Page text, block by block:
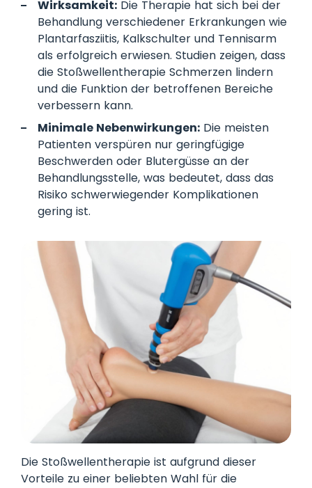
Wirksamkeit: Die Therapie hat sich bei der
Behandlung verschiedener Erkrankungen wie
Plantarfasziitis, Kalkschulter und Tennisarm
als erfolgreich erwiesen. Studien zeigen, dass
die Stoßwellentherapie Schmerzen lindern
und die Funktion der betroffenen Bereiche
verbessern kann.
Minimale Nebenwirkungen: Die meisten
Patienten verspüren nur geringfügige
Beschwerden oder Blutergüsse an der
Behandlungsstelle, was bedeutet, dass das
Risiko schwerwiegender Komplikationen
gering ist.
Die Stoßwellentherapie ist aufgrund dieser
Vorteile zu einer beliebten Wahl für die